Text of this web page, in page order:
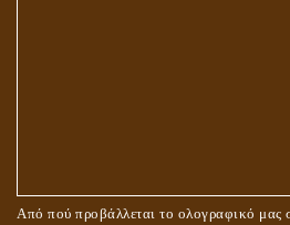
Από πού προβάλλεται το ολογραφικό μας